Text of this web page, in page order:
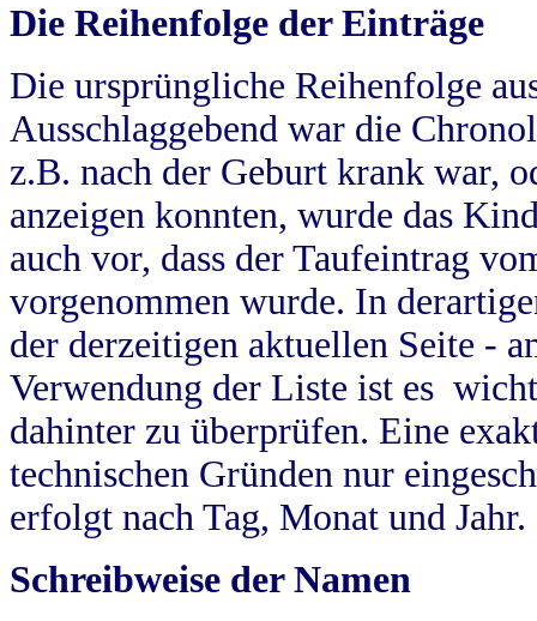
Die Reihenfolge der Einträge
Die ursprüngliche Reihenfolge
Ausschlaggebend war die
z.B. nach der Geburt krank war,
anzeigen konnten, wurde das
auch vor, dass der Taufeintrag
vorgenommen wurde. In
der derzeitigen aktuellen Seite -
Verwendung der Liste ist es
dahinter zu überprüfen. Eine
technischen Gründen nur
erfolgt nach Tag, Monat und Jahr.
Schreibweise der Namen